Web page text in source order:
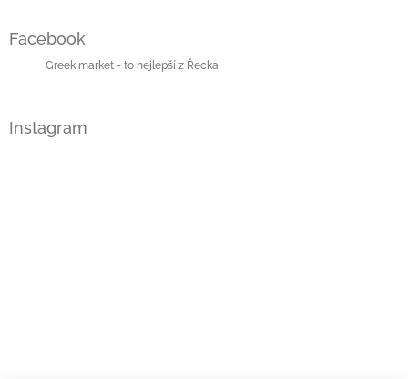
Facebook
Greek market - to nejlepší z Řecka
Instagram